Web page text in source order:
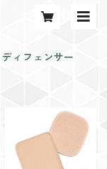
ディフェンサー